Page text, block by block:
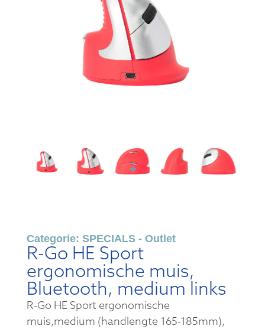
Categorie: SPECIALS - Outlet
R-Go HE Sport
ergonomische muis,
Bluetooth, medium links
R-Go HE Sport ergonomische
muis,medium (handlengte 165-185mm),